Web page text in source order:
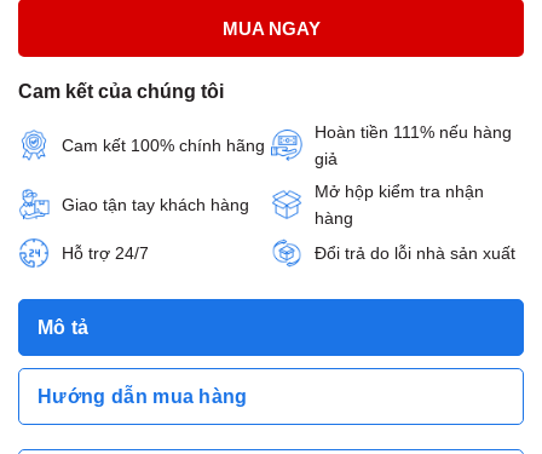
MUA NGAY
Cam kết của chúng tôi
Cam kết 100% chính hãng
Hoàn tiền 111% nếu hàng
giả
Giao tận tay khách hàng
Mở hộp kiểm tra nhận
hàng
Hỗ trợ 24/7
Đổi trả do lỗi nhà sản xuất
Mô tả
Hướng dẫn mua hàng